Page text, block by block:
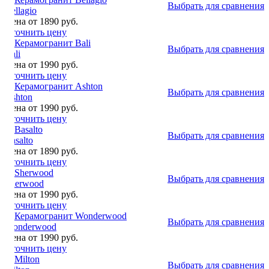
Выбрать для сравнения
Bellagio
Цена от 1890 руб.
Уточнить цену
Выбрать для сравнения
Bali
Цена от 1990 руб.
Уточнить цену
Выбрать для сравнения
Ashton
Цена от 1990 руб.
Уточнить цену
Выбрать для сравнения
Basalto
Цена от 1890 руб.
Уточнить цену
Выбрать для сравнения
Sherwood
Цена от 1990 руб.
Уточнить цену
Выбрать для сравнения
Wonderwood
Цена от 1990 руб.
Уточнить цену
Выбрать для сравнения